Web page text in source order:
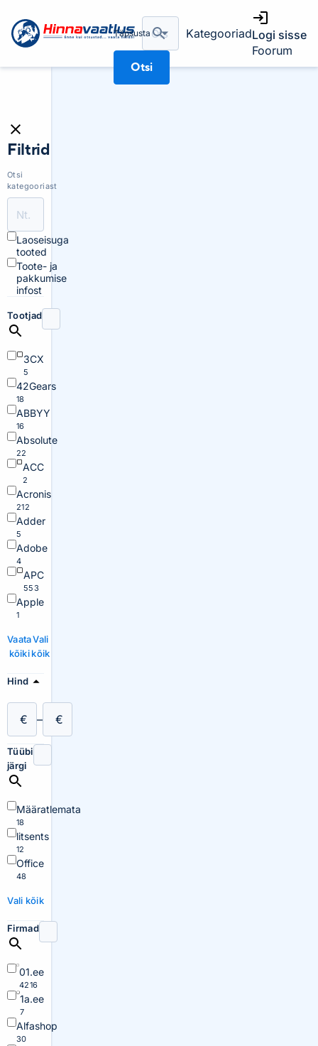
Täpsusta
Otsi
KategooriadLogi sisse
Foorum
Filtrid
Otsi
kategooriast
Laoseisuga
tooted
Toote- ja
pakkumise
infost
Tootjad
3CX
5
42Gears
18
ABBYY
16
Absolute
22
ACC
2
Acronis
212
Adder
5
Adobe
4
APC
553
Apple
1
Vaata
kõiki
Vali
kõik
Hind
€ – €
Tüübi
järgi
Määratlemata
18
litsents
12
Office
48
Vali kõik
Firmad
01.ee
4216
1a.ee
7
Alfashop
30